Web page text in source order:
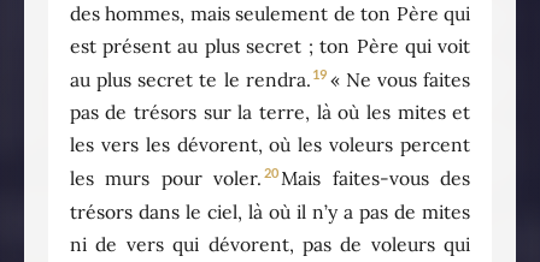
des hommes, mais seulement de ton Père qui
est présent au plus secret ; ton Père qui voit
au plus secret te le rendra. 19 « Ne vous faites
pas de trésors sur la terre, là où les mites et
les vers les dévorent, où les voleurs percent
les murs pour voler. 20Mais faites-vous des
trésors dans le ciel, là où il n’y a pas de mites
ni de vers qui dévorent, pas de voleurs qui